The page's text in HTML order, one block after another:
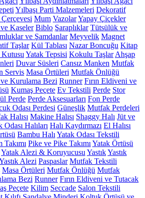
Yılbaşı Parti Malzemeleri Dekoratif
Mum VazolarYapay Çiçekler
Kaseler Biblo Şaraplıklar Tütsülük ve
ve Şamdanlar Meyvelik Magnet
Taşlar Kül Tablası Nazar Boncuğu Kitap
Yatak Tepsisi Kokulu Taşlar Ahşap
Duvar Süsleri Cansız Manken Mutfak
Servis Masa Örtüleri Mutfak Önlüğü
Kurulama Bezi Runner Fırın Eldiveni ve
Kumaş Peçete Ev Tekstili Perde Stor
Perde Perde Aksesuarları Fon Perde
Odası Perdesi Güneşlik Mutfak Perdeleri
Halısı Makine Halısı Shaggy Halı Jüt ve
Odası Halıları Halı Kaydırmazı El Halısı
Bambu Halı Yatak Odası Tekstili
Takımı Pike ve Pike Takımı Yatak Örtüsü
Yatak Alezi & Koruyucusu YastıkYastık
Alezi Paspaslar Mutfak Tekstili
Masa Örtüleri Mutfak Önlüğü Mutfak
Bezi Runner Fırın Eldiveni ve Tutacak
Peçete Kilim Seccade Salon Tekstili